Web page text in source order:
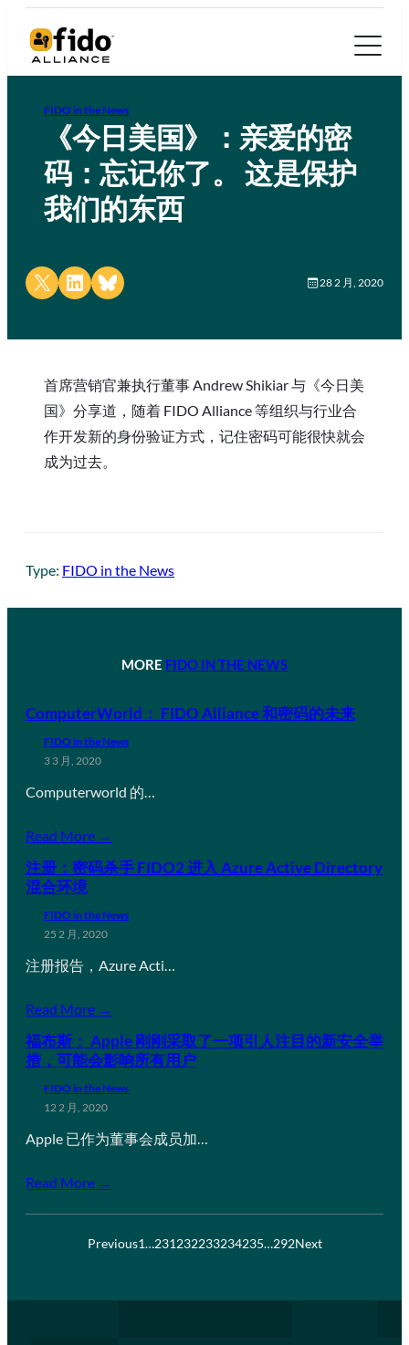
FIDO in the News
《今日美国》：亲爱的密
码：忘记你了。 这是保护
我们的东西
Share on X Share on LinkedIn
Share on Bluesky 28 2 月, 2020
首席营销官兼执行董事 Andrew Shikiar 与《今日美
国》分享道，随着 FIDO Alliance 等组织与行业合
作开发新的身份验证方式，记住密码可能很快就会
成为过去。
Type: FIDO in the News
MORE FIDO IN THE NEWS
ComputerWorld： FIDO Alliance 和密码的未来
FIDO in the News
3 3 月, 2020
Computerworld 的…
Read More →
注册：密码杀手 FIDO2 进入 Azure Active Directory
混合环境
FIDO in the News
25 2 月, 2020
注册报告，Azure Acti…
Read More →
福布斯： Apple 刚刚采取了一项引人注目的新安全举
措，可能会影响所有用户
FIDO in the News
12 2 月, 2020
Apple 已作为董事会成员加…
Read More →
Previous1…231232233234235…292Next